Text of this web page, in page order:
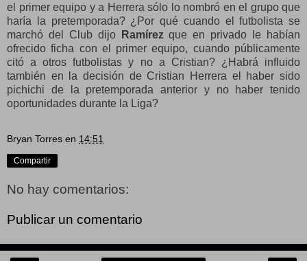
el primer equipo y a Herrera sólo lo nombró en el grupo que
haría la pretemporada? ¿Por qué cuando el futbolista se
marchó del Club dijo
Ramírezque en privado le habían
ofrecido ficha con el primer equipo, cuando públicamente
citó a otros futbolistas y no a Cristian? ¿Habrá influido
también en la decisión de Cristian Herrera el haber sido
pichichi de la pretemporada anterior y no haber tenido
oportunidades durante la Liga?
Bryan Torres en 14:51
Compartir
No hay comentarios:
Publicar un comentario